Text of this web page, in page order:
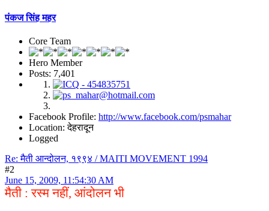
पंकज सिंह महर
Core Team
Hero Member
Posts: 7,401
Facebook Profile: http://www.facebook.com/psmahar
Location: देहरादून
Logged
Re: मैती आन्दोलन, १९९४ / MAITI MOVEMENT 1994
#2
June 15, 2009, 11:54:30 AM
मैती : रस्म नहीं, आंदोलन भी